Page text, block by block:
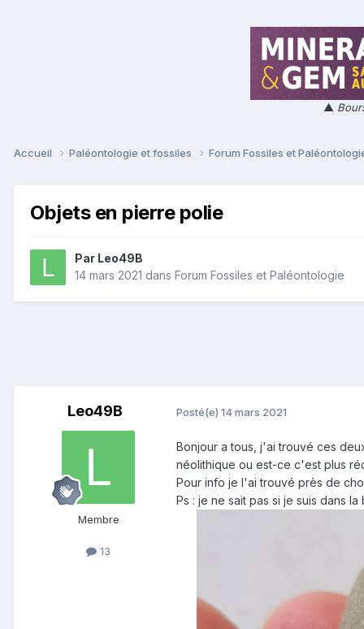
▲
Accueil Paléontologie et fossiles Forum Fossiles et
Objets en pierre polie
Par Leo49B
14 mars 2021 dans Forum Fossiles et Paléontologie
Leo49B
Membre
13
Posté(e) 14 mars 2021
Bonjour a tous, j'ai trouvé ces
néolithique ou est-ce c'est plus
Pour info je l'ai trouvé près de
Ps : je ne sait pas si je suis dans